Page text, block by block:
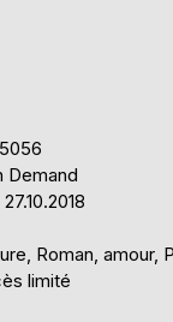
Demand
Roman, amour,
limité